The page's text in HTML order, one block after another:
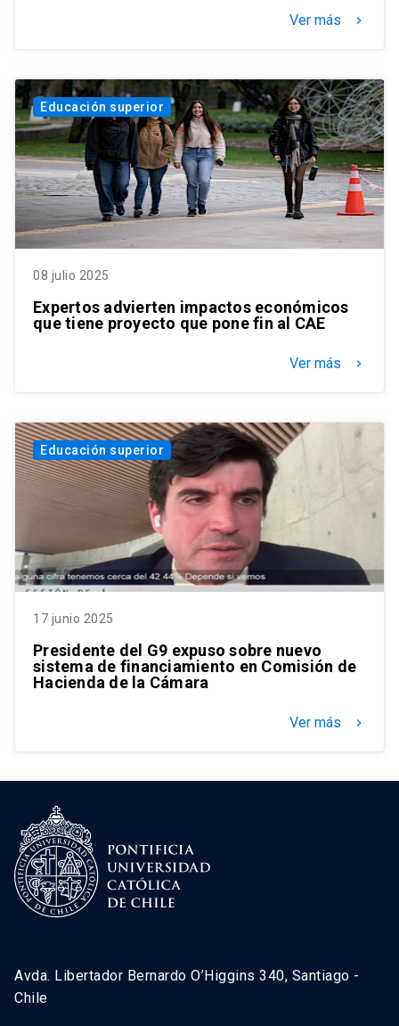
Ver más keyboard_arrow_right
Educación superior
08 julio 2025
Expertos advierten impactos económicos
que tiene proyecto que pone fin al CAE
Ver más keyboard_arrow_right
Educación superior
17 junio 2025
Presidente del G9 expuso sobre nuevo
sistema de financiamiento en Comisión de
Hacienda de la Cámara
Ver más keyboard_arrow_right
Avda. Libertador Bernardo O’Higgins 340, Santiago -
Chile